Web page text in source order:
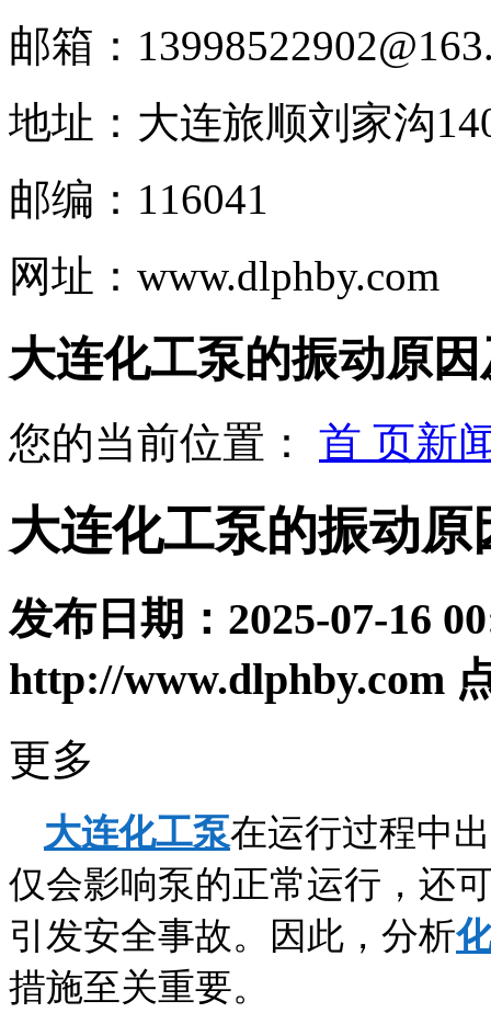
邮箱：
地址：大连旅顺刘家沟
邮编：116041
网址：www.dlphby.com
大连化工泵的振动原
您的当前位置： 首 页新
大连化工泵的振动
发布日期： 2025-07-16
http://www.dlphby.com
更多
大连化工泵在运行过程中
仅会影响泵的正常运行，还
引发安全事故。因此，分析
措施至关重要。